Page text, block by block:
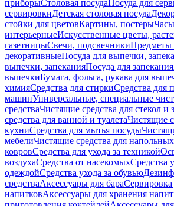
приборыСтоловая посудаПосуда для
сервировкиДетская столовая посуда
стойки для цветовКартины, постерыЧасы
интерьерныеИскусственные цветы,
газетницыСвечи, подсвечникиПредметы
декоративныеПосуда для выпечки,
выпечки, запеканияПосуда для запекания
выпечкиБумага, фольга, рукава для
химияСредства для стиркиСредства для
машинУниверсальные, специальные
средстваЧистящие средства для стекол и
средства для ванной и туалетаЧистящие
кухниСредства для мытья посуды
мебелиЧистящие средства для
ковровСредства для ухода за техникой
воздухаСредства от насекомыхСредства
одеждойСредства ухода за обувью
средстваАксессуары для бараСервировка
напитковАксессуары для хранения